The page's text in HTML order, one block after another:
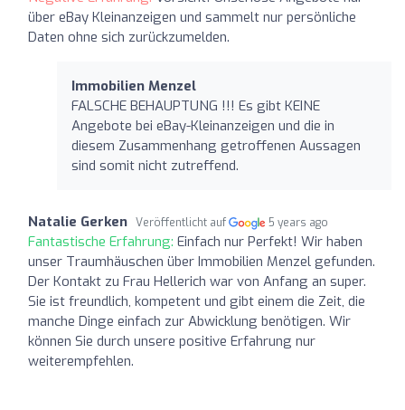
über eBay Kleinanzeigen und sammelt nur persönliche
Daten ohne sich zurückzumelden.
Immobilien Menzel
FALSCHE BEHAUPTUNG !!! Es gibt KEINE
Angebote bei eBay-Kleinanzeigen und die in
diesem Zusammenhang getroffenen Aussagen
sind somit nicht zutreffend.
Natalie Gerken Veröffentlicht auf 5 years ago
Fantastische Erfahrung: Einfach nur Perfekt! Wir haben
unser Traumhäuschen über Immobilien Menzel gefunden.
Der Kontakt zu Frau Hellerich war von Anfang an super.
Sie ist freundlich, kompetent und gibt einem die Zeit, die
manche Dinge einfach zur Abwicklung benötigen. Wir
können Sie durch unsere positive Erfahrung nur
weiterempfehlen.